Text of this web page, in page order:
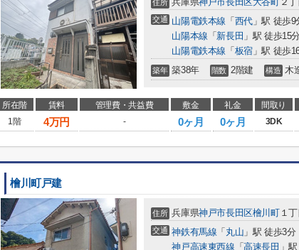
住所
交通 山陽電鉄本線 「 西代」駅 徒歩9
山陽本線 「 新長田 」駅 徒歩15分
山陽電鉄本線 「 板宿」駅 徒歩
築年 築38年 階数 2階建 構造 木
所在階 賃料 管理費・共益費 敷金 礼金 間取り
1階
4万円 - 0ヶ月 0ヶ月 3DK
檜川町戸建
住所 兵庫県神戸市長田区檜川町１丁
交通 神鉄有馬線 「 丸山 」駅 徒歩3分
神戸高速東西線 「高速長田 」